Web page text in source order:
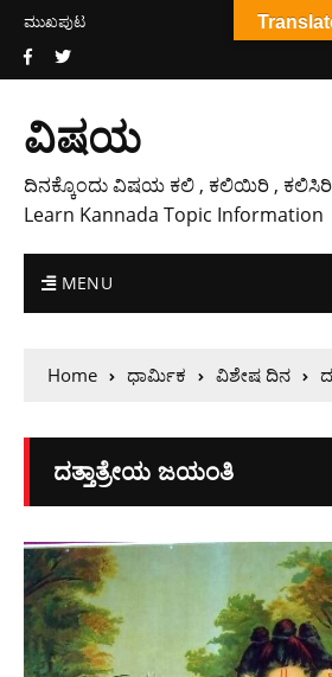
ಮುಖಪುಟ
ವಿಷಯ
ದಿನಕ್ಕೊಂದು ವಿಷಯ ಕಲಿ , ಕಲಿಯಿರಿ ,
Learn Kannada Topic Information
MENU
Home ಧಾರ್ಮಿಕ ವಿಶೇಷ ದಿನ
ದತ್ತಾತ್ರೇಯ ಜಯಂತಿ